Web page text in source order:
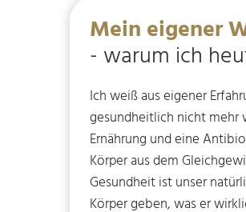
Mein eigener
- warum ich
Ich weiß aus eigener
gesundheitlich nicht mehr
Ernährung und eine
Körper aus dem
Gesundheit ist unser
Körper geben, was er